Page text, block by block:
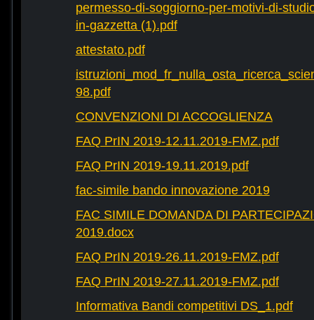
permesso-di-soggiorno-per-motivi-di-
in-gazzetta (1).pdf
attestato.pdf
98.pdf
CONVENZIONI DI ACCOGLIENZA
FAQ PrIN 2019-12.11.2019-FMZ.pdf
FAQ PrIN 2019-19.11.2019.pdf
fac-simile bando innovazione 2019
FAC SIMILE DOMANDA DI
2019.docx
FAQ PrIN 2019-26.11.2019-FMZ.pdf
FAQ PrIN 2019-27.11.2019-FMZ.pdf
Informativa Bandi competitivi DS_1.pdf